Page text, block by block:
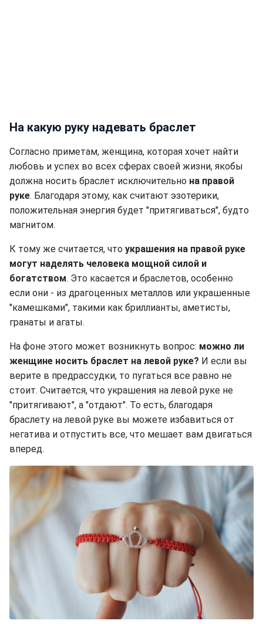
На какую руку надевать браслет
Согласно приметам, женщина, которая хочет найти
любовь и успех во всех сферах своей жизни, якобы
должна носить браслет исключительно на правой
руке. Благодаря этому, как считают эзотерики,
положительная энергия будет "притягиваться", будто
магнитом.
К тому же считается, что украшения на правой руке
могут наделять человека мощной силой и
богатством. Это касается и браслетов, особенно
если они - из драгоценных металлов или украшенные
"камешками", такими как бриллианты, аметисты,
гранаты и агаты.
На фоне этого может возникнуть вопрос: можно ли
женщине носить браслет на левой руке? И если вы
верите в предрассудки, то пугаться все равно не
стоит. Считается, что украшения на левой руке не
"притягивают", а "отдают". То есть, благодаря
браслету на левой руке вы можете избавиться от
негатива и отпустить все, что мешает вам двигаться
вперед.